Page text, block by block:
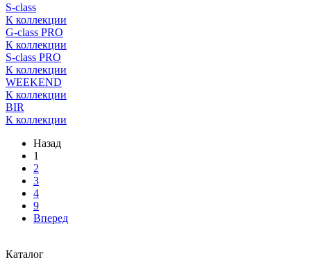
S-class
К коллекции
G-class PRO
К коллекции
S-class PRO
К коллекции
WEEKEND
К коллекции
BIR
К коллекции
Назад
1
2
3
4
9
Вперед
Каталог